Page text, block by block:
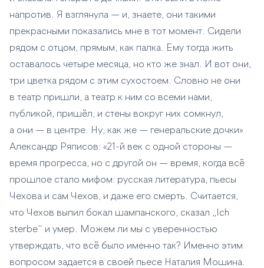
напротив. Я взглянула — и, знаете, они такими
прекрасными показались мне в тот момент. Сидели
рядом с отцом, прямым, как палка. Ему тогда жить
оставалось четыре месяца, но кто же знал. И вот они,
три цветка рядом с этим сухостоем. Словно не они
в театр пришли, а театр к ним со всеми нами,
публикой, пришёл, и стены вокруг них сомкнул,
а они — в центре. Ну, как же — генеральские дочки»
Александр Ряписов: «21-й век с одной стороны —
время прогресса, но с другой он — время, когда всё
прошлое стало мифом: русская литература, пьесы
Чехова и сам Чехов, и даже его смерть. Считается,
что Чехов выпил бокал шампанского, сказал „Ich
sterbe“ и умер. Можем ли мы с уверенностью
утверждать, что всё было именно так? Именно этим
вопросом задается в своей пьесе Наталия Мошина.